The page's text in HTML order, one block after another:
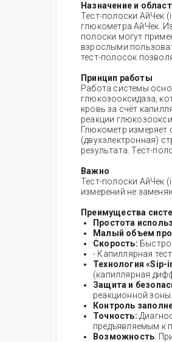
Назначение и
Тест-полоски АйЧек
глюкометра АйЧек.
полоски могут
взрослыми
тест-полосок
Принцип работы
Работа системы
глюкозооксидаза,
кровь за счёт
реакции
Глюкометр измеряет
(двухэлектронная)
результата. Тест-
Важно
Тест-полоски АйЧек
измерений не
Преимущества
Простота
Малый объем
Скорость:
- Капиллярная
Технология «Sip-
(капиллярная
Защита и
реакционной зоны.
Контроль
Точность:
предъявляемым к
Возможность: